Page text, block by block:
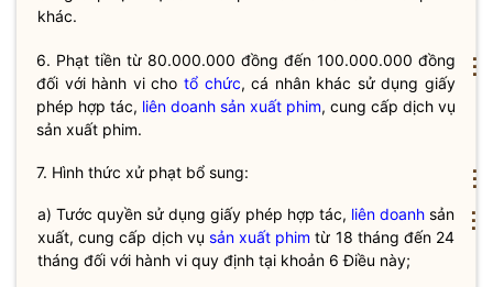
khác.
6. Phạt tiền từ 80.000.000 đồng đến 100.000.000 đồng
đối với hành vi cho tổ chức, cá nhân khác sử dụng giấy
phép hợp tác, liên doanh sản xuất phim, cung cấp dịch vụ
sản xuất phim.
7. Hình thức xử phạt bổ sung:
a) Tước quyền sử dụng giấy phép hợp tác, liên doanh sản
xuất, cung cấp dịch vụ sản xuất phim từ 18 tháng đến 24
tháng đối với hành vi quy định tại khoản 6 Điều này;
⋮
⋮
⋮